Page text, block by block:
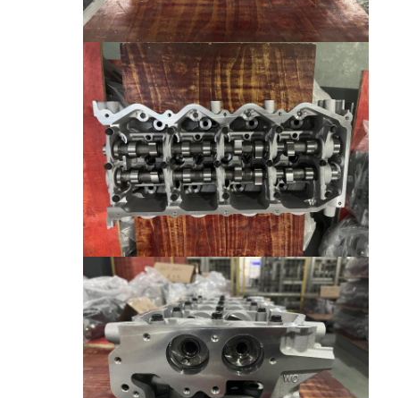
عمود الحدبات محرك
المحرك توصيل رود
محرك الروك ذراع
سيارة صمامات المحرك
إصلاح رئيس اسطوانة
العمود المرفقي بكرة
أسطوانة رأس حشية
توربوتشارجير السيارة
مضخة قيادة السيارة
سيارة محرك جزء